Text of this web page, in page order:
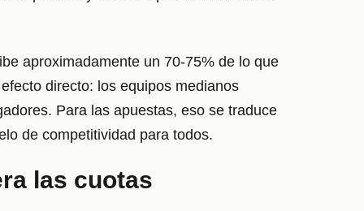
aproximadamente un 70-75% de lo que
directo: los equipos medianos
Para las apuestas, eso se traduce
de competitividad para todos.
las cuotas